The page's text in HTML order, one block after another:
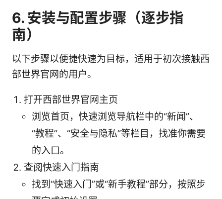
6. 安装与配置步骤（逐步指
南）
以下步骤以便捷快速为目标，适用于初次接触西
部世界官网的用户。
打开西部世界官网主页
浏览首页，快速浏览导航栏中的“新闻”、
“教程”、“安全与隐私”等栏目，找准你需要
的入口。
查阅快速入门指南
找到“快速入门”或“新手教程”部分，按照步